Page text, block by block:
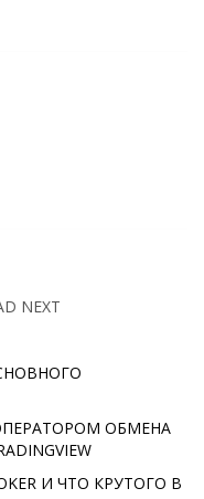
NEXT
ОБМЕНА
И ЧТО КРУТОГО В